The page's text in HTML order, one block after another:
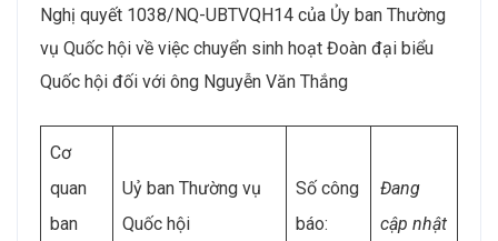
Nghị quyết 1038/NQ-UBTVQH14 của Ủy ban Thường
vụ Quốc hội về việc chuyển sinh hoạt Đoàn đại biểu
Quốc hội đối với ông Nguyễn Văn Thắng
Cơ
quan
ban
Uỷ ban Thường vụ
Quốc hội
Số công
báo:
Đang
cập nhật